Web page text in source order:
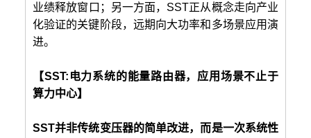
业绩释放窗口；另一方面，SST正从概念走向产业
化验证的关键阶段，远期向大功率和多场景应用演
进。
【SST:电力系统的能量路由器，应用场景不止于
算力中心】
SST并非传统变压器的简单改进，而是一次系统性